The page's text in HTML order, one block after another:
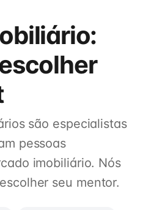
são especialistas
pessoas
imobiliário. Nós
seu mentor.